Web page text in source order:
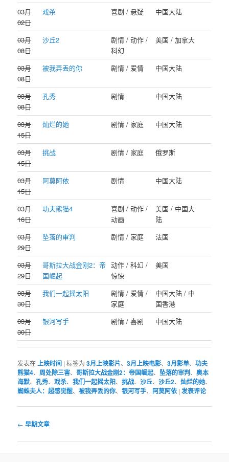
03月
02日
戏杀 喜剧 / 悬疑 中国大陆
03月
08日
沙丘2
剧情 / 动作 /
科幻
美国 / 加拿大
03月
08日
被我弄丢的你 剧情 / 爱情 中国大陆
03月
08日
孔秀 剧情 中国大陆
03月
15日
灿烂的她 剧情 / 家庭 中国大陆
03月
15日
挑战 剧情 / 家庭 俄罗斯
03月
15日
阿莫阿依 剧情 中国大陆
03月
16日
功夫熊猫4
喜剧 / 动作 /
动画
美国 / 中国大
陆
03月
29日
坠落的审判 剧情 / 家庭 法国
03月
29日
哥斯拉大战金刚2：帝
国崛起
动作 / 科幻 /
惊悚
美国
03月
30日
我们一起摇太阳
剧情 / 爱情 /
家庭
中国大陆 / 中
国香港
03月
30日
银河写手 剧情 / 喜剧 中国大陆
发表在上映时间 |标签为 3月上映影片、3月上映电影、3月影单、功夫
熊猫4、 周处除三害、哥斯拉大战金刚2：帝国崛起、 坠落的审判、奥本
海默、孔秀、戏杀、我们一起摇太阳、挑战、沙丘、沙丘2、灿烂的她、
蜘蛛夫人：超感觉醒、被我弄丢的你、银河写手、 阿莫阿依 |发表评论
文
导
航
← 早期文章